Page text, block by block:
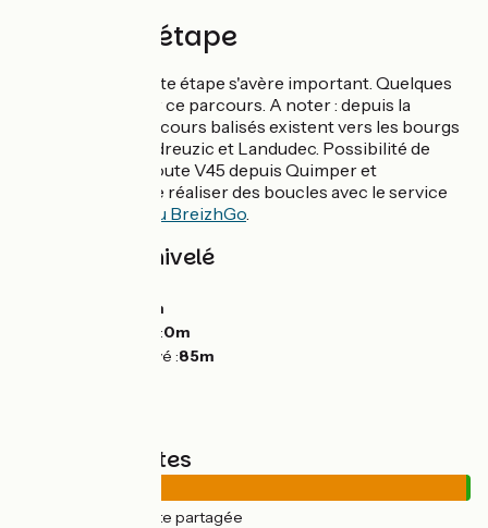
Détail de l'étape
Le dénivelé de cette étape s'avère important. Quelques
côtes difficiles sur ce parcours. A noter : depuis la
véloroute, des parcours balisés existent vers les bourgs
de Plozévet, Pouldreuzic et Landudec. Possibilité de
rejoindre la véloroute V45 depuis Quimper et
Douarnenez ou de réaliser des boucles avec le service
car+vélo du réseau BreizhGo.
Pentes et dénivelé
117m
Point le plus bas :0m
Point le plus élevé :85m
Types de routes
(99%) Route partagée